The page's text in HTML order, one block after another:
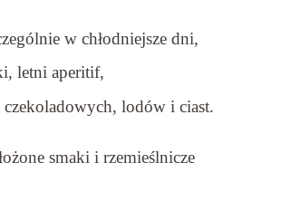
w chłodniejsze dni,
letni aperitif,
czekoladowych, lodów i ciast.
smaki i rzemieślnicze